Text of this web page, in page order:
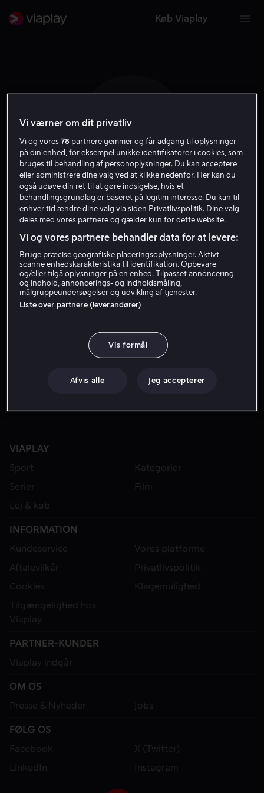
Køb Viaplay
R C
Robert Clarke
Skuespiller
VIAPLAY
Sport
Kategorier
Serier
Film
Lej & køb
INFORMATION
Kundeservice
Vores platforme
Aftalevilkår
Privatlivspolitik
Cookies
Klagemulighed
Tilgængelighed hos
Viaplay
PARTNER-KUNDER
Viaplay indgår
OM OS
Presse & Nyheder
Jobs
FØLG OS
Facebook
X (Twitter)
LinkedIn
Instagram
Vi værner om dit privatliv
Vi og vores78 partnere gemmer og får adgang til oplysninger
på din enhed, for eksempel unikke identifikatorer i cookies, som
bruges til behandling af personoplysninger. Du kan acceptere
eller administrere dine valg ved at klikke nedenfor. Her kan du
også udøve din ret til at gøre indsigelse, hvis et
behandlingsgrundlag er baseret på legitim interesse. Du kan til
enhver tid ændre dine valg via siden Privatlivspolitik. Dine valg
deles med vores partnere og gælder kun for dette website.
Vi og vores partnere behandler data for at levere:
Bruge præcise geografiske placeringsoplysninger. Aktivt
scanne enhedskarakteristika til identifikation. Opbevare
og/eller tilgå oplysninger på en enhed. Tilpasset annoncering
og indhold, annoncerings- og indholdsmåling,
målgruppeundersøgelser og udvikling af tjenester.
Liste over partnere (leverandører)
Vis formål
Afvis alle Jeg accepterer